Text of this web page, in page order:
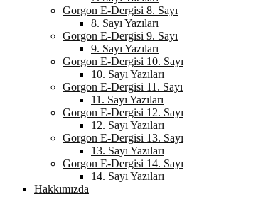
Gorgon E-Dergisi 8. Sayı
8. Sayı Yazıları
Gorgon E-Dergisi 9. Sayı
9. Sayı Yazıları
Gorgon E-Dergisi 10. Sayı
10. Sayı Yazıları
Gorgon E-Dergisi 11. Sayı
11. Sayı Yazıları
Gorgon E-Dergisi 12. Sayı
12. Sayı Yazıları
Gorgon E-Dergisi 13. Sayı
13. Sayı Yazıları
Gorgon E-Dergisi 14. Sayı
14. Sayı Yazıları
Hakkımızda